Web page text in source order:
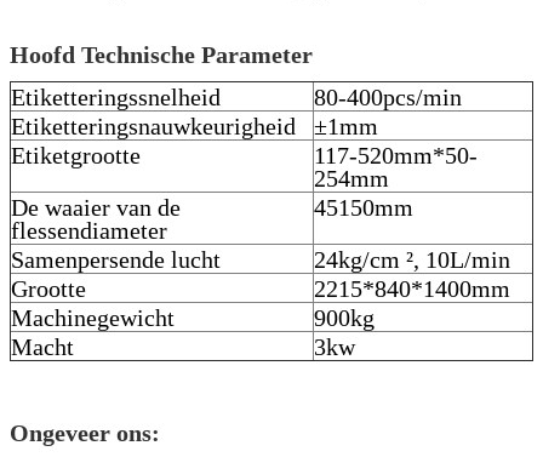
Hoofd Technische Parameter
Etiketteringssnelheid
80-400pcs/min
Etiketteringsnauwkeurigheid
±1mm
Etiketgrootte
117-520mm*50-
254mm
De waaier van de
flessendiameter
45150mm
Samenpersende lucht
24kg/cm ², 10L/min
Grootte
2215*840*1400mm
Machinegewicht
900kg
Macht
3kw
Ongeveer ons: